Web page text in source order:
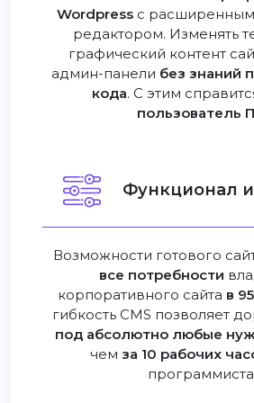
Wordpress с
редактором. Изменять
графический контент
админ-панели без знаний
кода. С этим
пользователь
Функционал и
Возможности готового
все потребности
корпоративного сайта в
гибкость CMS позволяет
под абсолютно любые
чем за 10 рабочих